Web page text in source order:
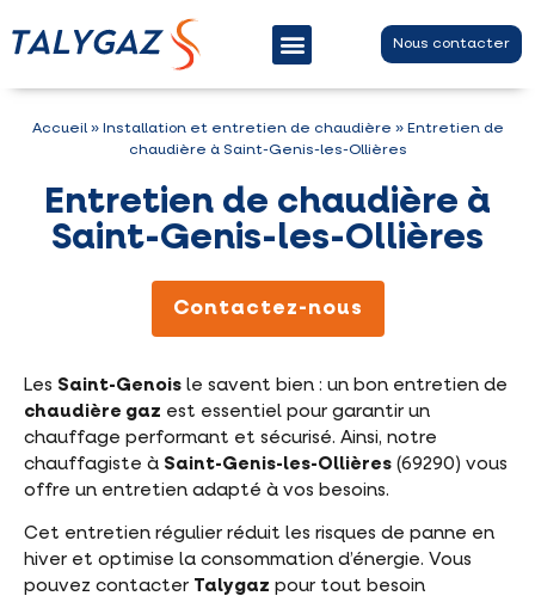
Nous contacter
Accueil» Installation et entretien de chaudière » Entretien de
chaudière à Saint-Genis-les-Ollières
Entretien de chaudière à
Saint-Genis-les-Ollières
Contactez-nous
Les Saint-Genois le savent bien : un bon entretien de
chaudière gaz est essentiel pour garantir un
chauffage performant et sécurisé. Ainsi, notre
chauffagiste à Saint-Genis-les-Ollières (69290) vous
offre un entretien adapté à vos besoins.
Cet entretien régulier réduit les risques de panne en
hiver et optimise la consommation d’énergie. Vous
pouvez contacter Talygaz pour tout besoin